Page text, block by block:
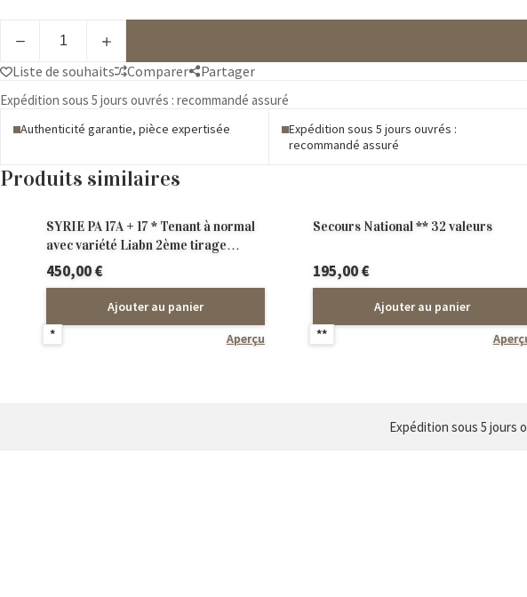
1011C
C1
carnet
Expédition sous 5 jours ouvrés : recommandé assuré
Authenticité garantie, pièce expertisée
Expédition sous 5 jours ouvrés :
recommandé assuré
Liste de souhaits Comparer Partager
Produits similaires
SYRIE PA 17A + 17 * Tenant à normal
avec variété Liabn 2ème tirage
grand espace entre le nom du pays et
la valeur
*
450,00€
Ajouter au panier
Aperçu
Secours National ** 32 valeurs
**
195,00€
Ajouter au panier
Expédition sous 5 jours